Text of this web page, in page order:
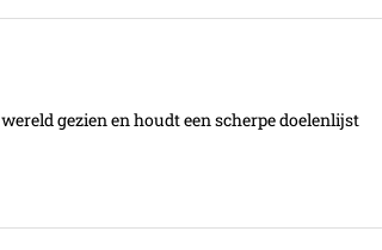
gezien en houdt een scherpe doelenlijst